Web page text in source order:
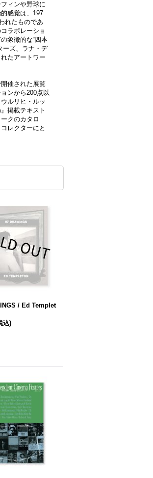
ィンや野球に
感覚は、197
れたものであ
ラボレーショ
象徴的な“四本
ーズ、ラナ・デ
たアートワー
催された展覧
ンから200点以
ルリヒ・ルッ
掲載テキスト
クのカタロ
レクターにと
/ Ed Templet
込)